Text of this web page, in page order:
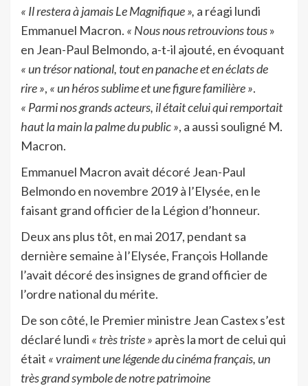
« Il restera à jamais Le Magnifique », a réagi lundi
Emmanuel Macron. « Nous nous retrouvions tous»
en Jean-Paul Belmondo, a-t-il ajouté, en évoquant
« un trésor national, tout en panache et en éclats de
rire », « un héros sublime et une figure familière ».
« Parmi nos grands acteurs, il était celui qui remportait
haut la main la palme du public », a aussi souligné M.
Macron.
Emmanuel Macron avait décoré Jean-Paul
Belmondo en novembre 2019 à l’Elysée, en le
faisant grand officier de la Légion d’honneur.
Deux ans plus tôt, en mai 2017, pendant sa
dernière semaine à l’Elysée, François Hollande
l’avait décoré des insignes de grand officier de
l’ordre national du mérite.
De son côté, le Premier ministre Jean Castex s’est
déclaré lundi « très triste » après la mort de celui qui
était « vraiment une légende du cinéma français, un
très grand symbole de notre patrimoine